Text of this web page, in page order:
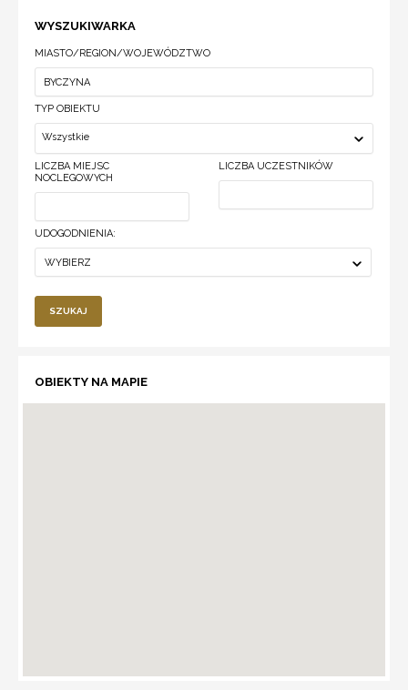
WYSZUKIWARKA
MIASTO/REGION/WOJEWÓDZTWO
TYP OBIEKTU
Wszystkie
LICZBA MIEJSC
NOCLEGOWYCH
LICZBA UCZESTNIKÓW
UDOGODNIENIA:
WYBIERZ
SZUKAJ
OBIEKTY NA MAPIE